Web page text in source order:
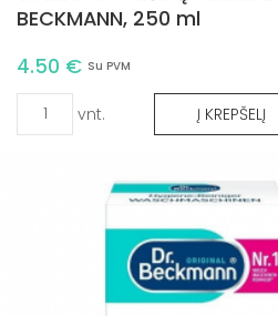
BECKMANN, 250 ml
4.50 € Su PVM
vnt. Į KREPŠELĮ